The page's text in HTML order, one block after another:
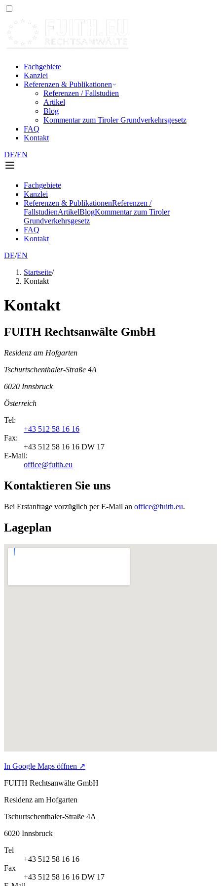
Fachgebiete
Kanzlei
Referenzen & Publikationen
Referenzen / Fallstudien
Artikel
Blog
Kommentar zum Tiroler Grundverkehrsgesetz
FAQ
Kontakt
DE/EN
Fachgebiete
Kanzlei
Referenzen & PublikationenReferenzen /
FallstudienArtikelBlogKommentar zum Tiroler
Grundverkehrsgesetz
FAQ
Kontakt
DE/EN
Startseite/
Kontakt
Kontakt
FUITH Rechtsanwälte GmbH
Residenz am Hofgarten
Tschurtschenthaler-Straße 4A
6020 Innsbruck
Österreich
Tel:
+43 512 58 16 16
Fax:
+43 512 58 16 16 DW 17
E-Mail:
office@fuith.eu
Kontaktieren Sie uns
Bei Erstanfrage vorzüglich per E-Mail an office@fuith.eu.
Lageplan
In Google Maps öffnen ↗
FUITH Rechtsanwälte GmbH
Residenz am Hofgarten
Tschurtschenthaler-Straße 4A
6020 Innsbruck
Tel
+43 512 58 16 16
Fax
+43 512 58 16 16 DW 17